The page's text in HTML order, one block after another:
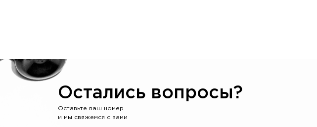
Остались вопросы?
Оставьте ваш номер
и мы свяжемся с вами